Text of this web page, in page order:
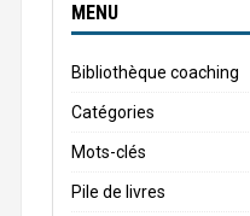
MENU
Bibliothèque coaching
Catégories
Mots-clés
Pile de livres